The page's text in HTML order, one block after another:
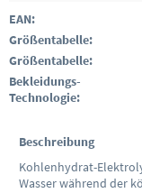
EAN:
Größentabelle:
Größentabelle:
Bekleidungs-
Technologie:
Beschreibung
Kohlenhydrat-
Wasser während der